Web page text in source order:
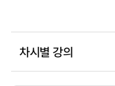
차시별 강의